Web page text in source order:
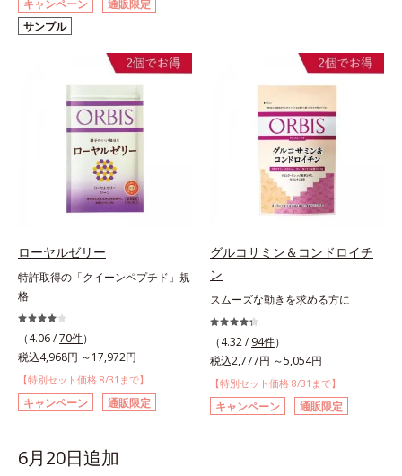
キャンペーン
通販限定
サンプル
ローヤルゼリー
特許取得の「クイーンペプチド」規
格
（4.06 /70件）
税込4,968円 ～17,972円
【特別セット価格 8/31まで】
キャンペーン 通販限定
グルコサミン＆コンドロイチ
ン
スムーズな動きを求める方に
（4.32 / 94件）
税込2,777円 ～5,054円
【特別セット価格 8/31まで】
キャンペーン 通販限定
6月20日追加